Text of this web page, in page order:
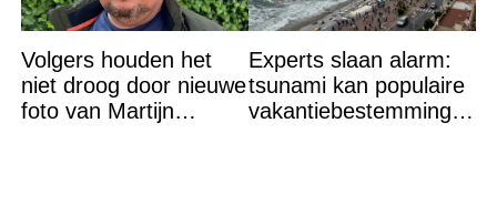
Volgers houden het
niet droog door nieuwe
foto van Martijn
Experts slaan alarm:
tsunami kan populaire
vakantiebestemming